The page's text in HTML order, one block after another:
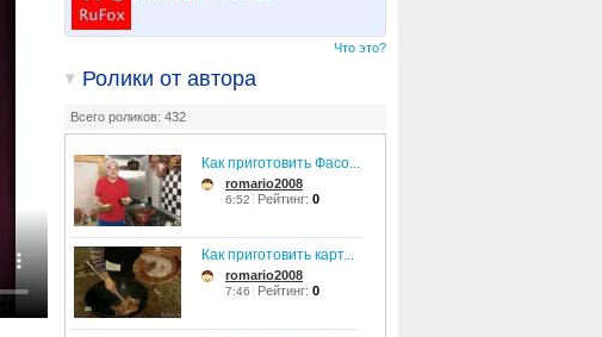
Что это?
Ролики от автора
Всего роликов: 432
Как приготовить Фасо...
romario2008
6:52 Рейтинг: 0
Как приготовить карт...
romario2008
7:46 Рейтинг: 0